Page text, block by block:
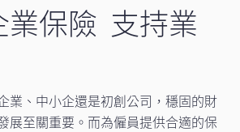
業保險 支持業
業、中小企還是初創公司，穩固的財
展至關重要。而為僱員提供合適的保